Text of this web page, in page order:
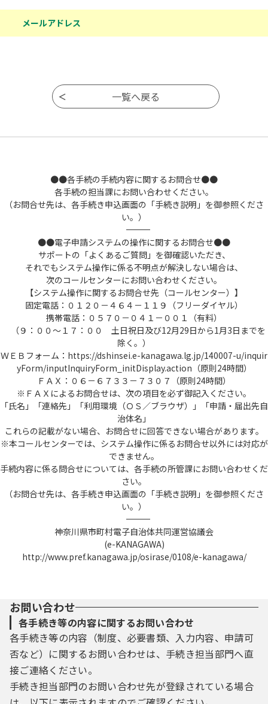
メールアドレス
●●各手続の手続内容に関するお問合せ●●
各手続の担当課にお問い合わせください。
（お問合せ先は、各手続き申込画面の「手続き説明」を御参照くださ
い。）
――――――――――――――――――――――――――――――――――――――――――――――――――
●●電子申請システムの操作に関するお問合せ●●
サポートの「よくあるご質問」を御確認いただき、
それでもシステム操作に係る不明点が解決しない場合は、
次のコールセンターにお問い合わせください。
【システム操作に関するお問合せ先（コールセンター）】
固定電話：０１２０－４６４－１１９（フリーダイヤル）
携帯電話：０５７０－０４１－００１（有料）
（９：００～１７：００ 土日祝日及び12月29日から1月3日までを
除く。）
ＷＥＢフォーム：https://dshinsei.e-kanagawa.lg.jp/140007-u/inquir
yForm/inputInquiryForm_initDisplay.action（原則24時間）
ＦＡＸ：０６－６７３３－７３０７（原則24時間）
※ＦＡＸによるお問合せは、次の項目を必ず御記入ください。
「氏名」「連絡先」「利用環境（ＯＳ／ブラウザ）」「申請・届出先自
治体名」
これらの記載がない場合、お問合せに回答できない場合があります。
※本コールセンターでは、システム操作に係るお問合せ以外には対応が
できません。
手続内容に係る問合せについては、各手続の所管課にお問い合わせくだ
さい。
（お問合せ先は、各手続き申込画面の「手続き説明」を御参照くださ
い。）
――――――――――――――――――――――――――――――――――――――――――――――――――
神奈川県市町村電子自治体共同運営協議会
(e-KANAGAWA)
http://www.pref.kanagawa.jp/osirase/0108/e-kanagawa/
お問い合わせ
各手続き等の内容に関するお問い合わせ
各手続き等の内容（制度、必要書類、入力内容、申請可
否など）に関するお問い合わせは、手続き担当部門へ直
接ご連絡ください。
手続き担当部門のお問い合わせ先が登録されている場合